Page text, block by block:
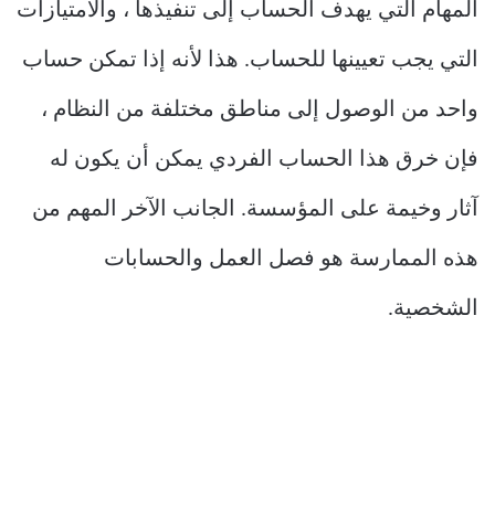
المهام التي يهدف الحساب إلى تنفيذها ، والامتيازات
التي يجب تعيينها للحساب. هذا لأنه إذا تمكن حساب
واحد من الوصول إلى مناطق مختلفة من النظام ،
فإن خرق هذا الحساب الفردي يمكن أن يكون له
آثار وخيمة على المؤسسة. الجانب الآخر المهم من
هذه الممارسة هو فصل العمل والحسابات
الشخصية.